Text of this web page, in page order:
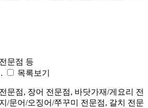
문점 등
목록보기
문점, 장어 전문점, 바닷가재/게요리 전
/문어/오징어/쭈꾸미 전문점, 갈치 전문